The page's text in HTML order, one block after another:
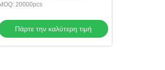
ToothpasteWhitening
MOQ: 20000pcs
Πάρτε την καλύτερη τιμή